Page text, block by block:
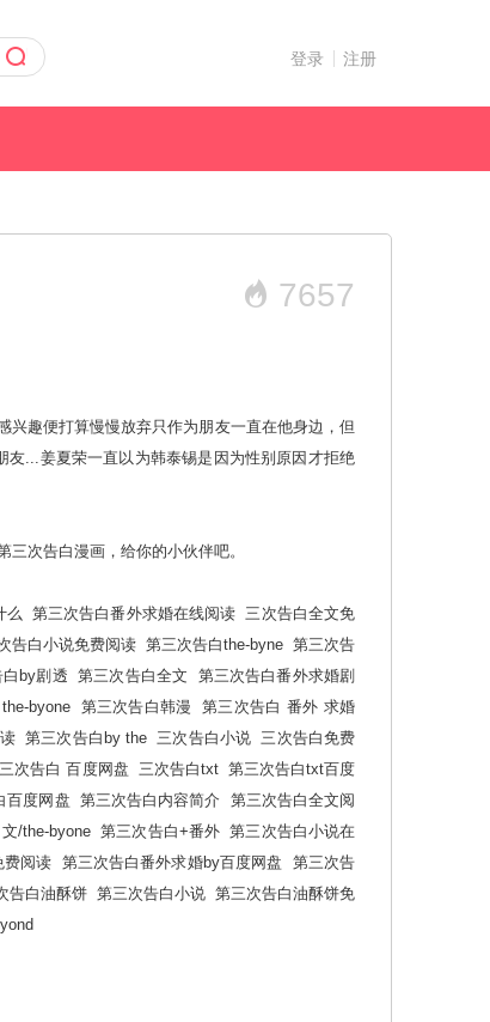
登录 注册
7657
兴趣便打算慢慢放弃只作为朋友一直在他身边，但
...姜夏荣一直以为韩泰锡是因为性别原因才拒绝
次告白漫画，给你的小伙伴吧。
么 第三次告白番外求婚在线阅读 三次告白全文免
告白小说免费阅读 第三次告白the-byne 第三次告
by剧透 第三次告白全文
第三次告白番外求婚剧
byone 第三次告白韩漫
第三次告白 番外 求婚
第三次告白by the 三次告白小说 三次告白免费
三次告白 百度网盘 三次告白txt 第三次告白txt百度
百度网盘 第三次告白内容简介 第三次告白全文阅
/the-byone 第三次告白+番外 第三次告白小说在
费阅读 第三次告白番外求婚by百度网盘
第三次告
告白油酥饼 第三次告白小说 第三次告白油酥饼免